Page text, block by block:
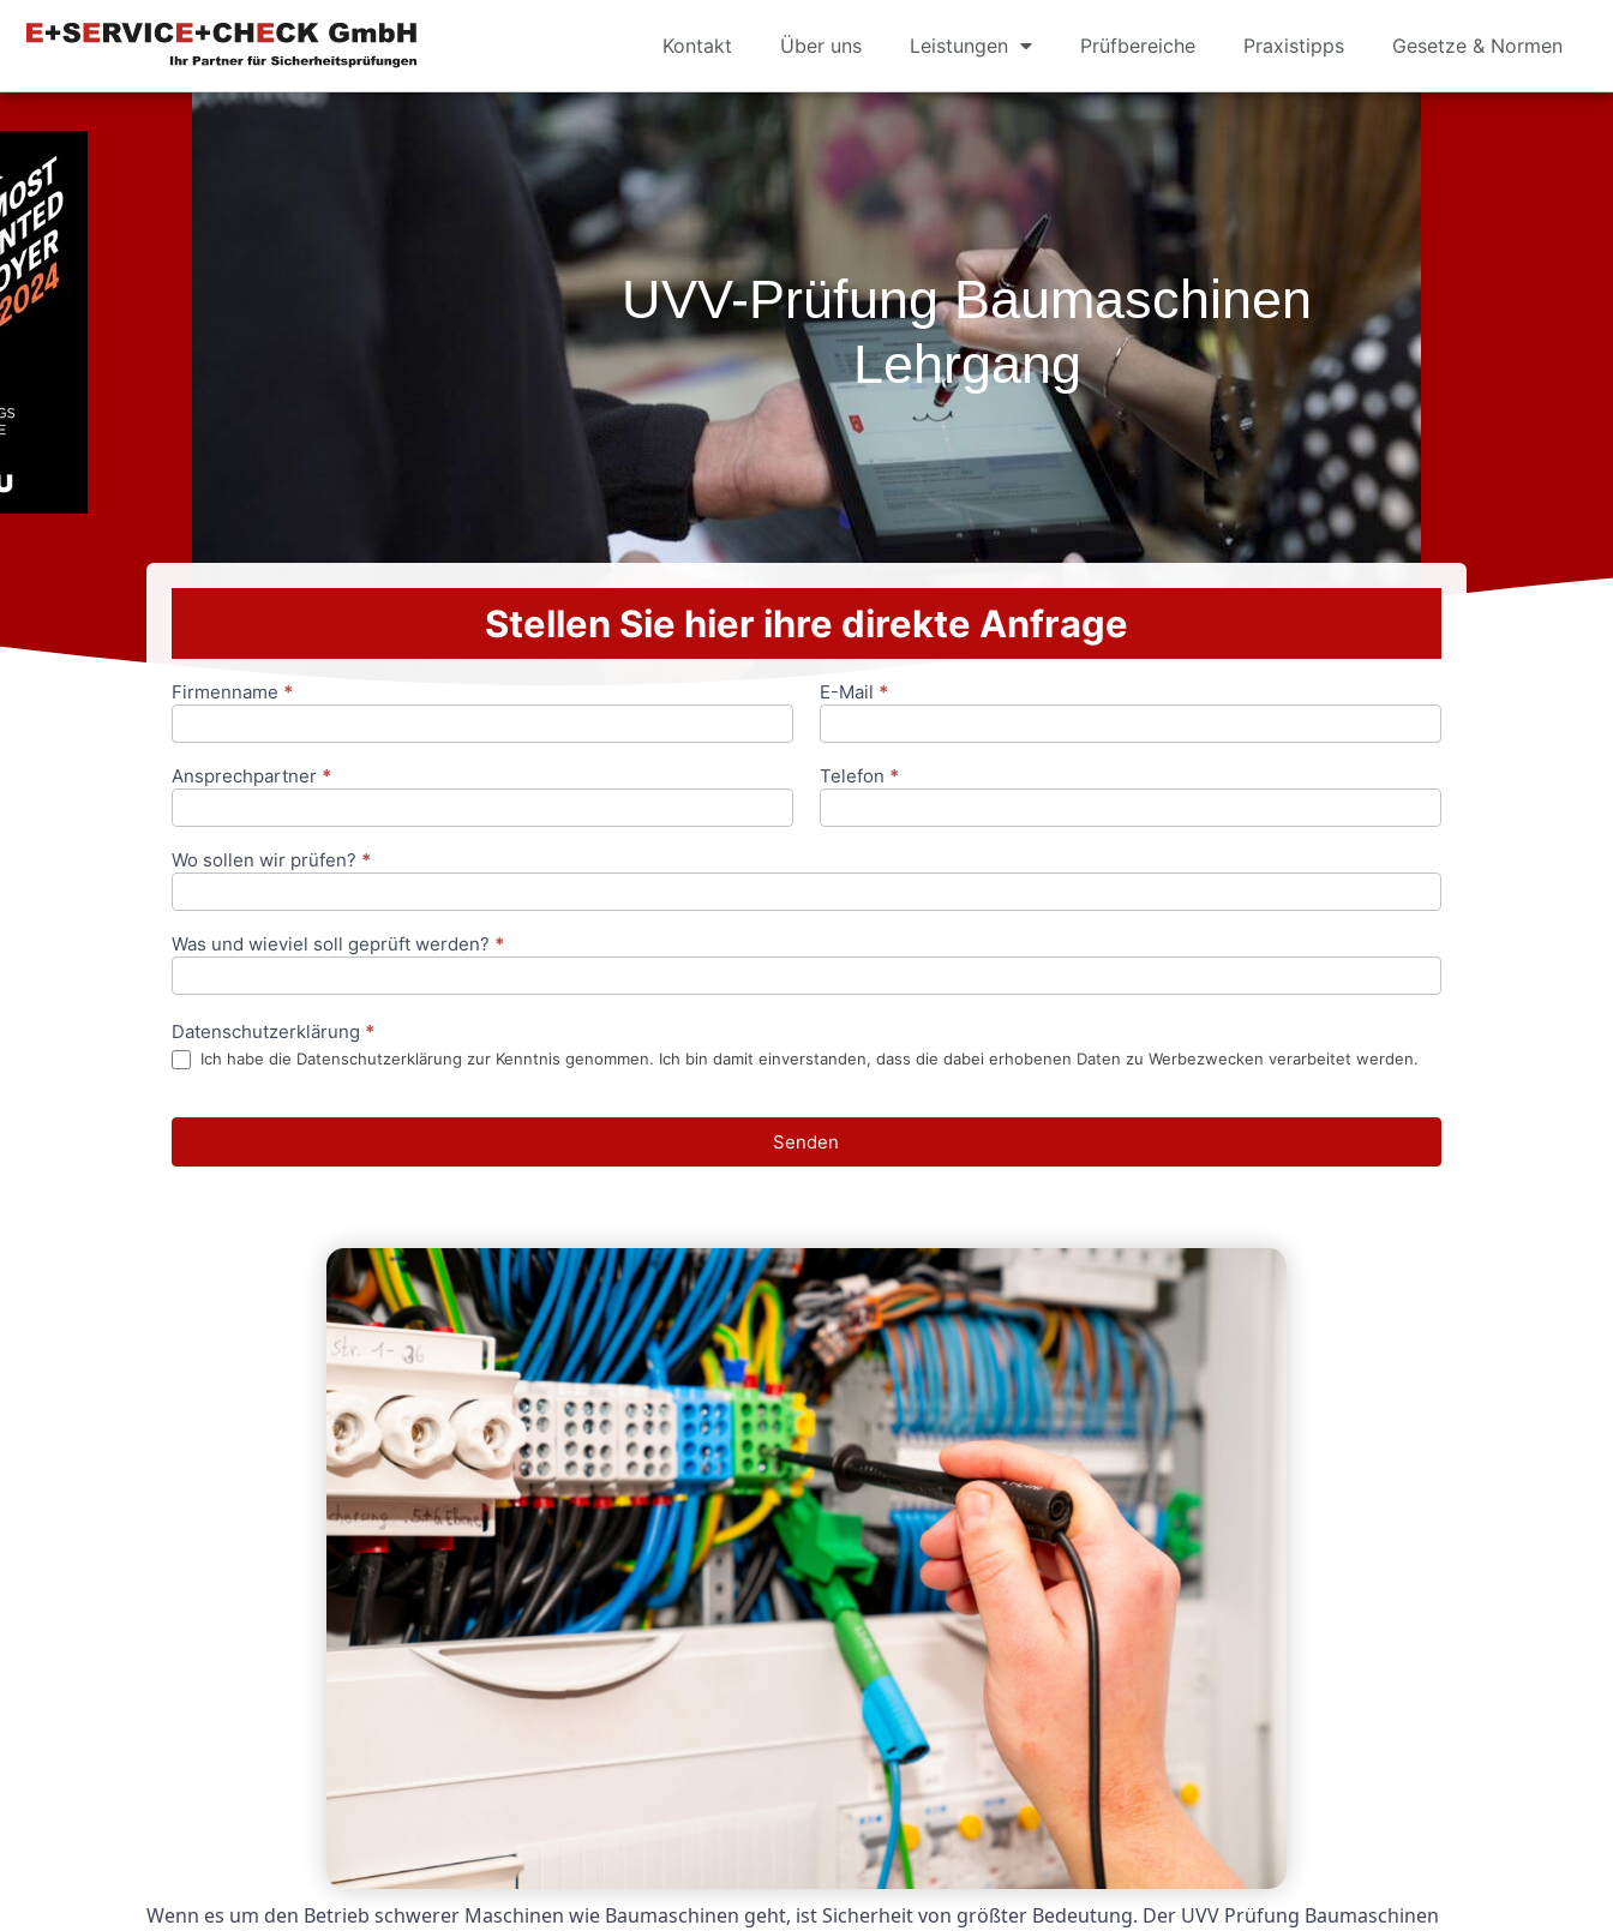
Kontakt Über uns Leistungen Prüfbereiche Praxistipps Gesetze & Normen
UVV-Prüfung Baumaschinen
Lehrgang
Stellen Sie hier ihre direkte Anfrage
Anfrageformular
Firmenname * E-Mail *
Ansprechpartner * Telefon *
Wo sollen wir prüfen? *
Was und wieviel soll geprüft werden? *
Datenschutzerklärung *
Ich habe die Datenschutzerklärung zur Kenntnis genommen. Ich bin damit einverstanden, dass die dabei erhobenen Daten zu Werbezwecken verarbeitet werden.
Senden
Wenn es um den Betrieb schwerer Maschinen wie Baumaschinen geht, ist Sicherheit von größter Bedeutung. Der UVV Prüfung Baumaschinen